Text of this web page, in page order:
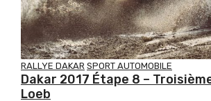
RALLYE DAKAR SPORT AUTOMOBILE
Dakar 2017 Étape 8 –
Loeb